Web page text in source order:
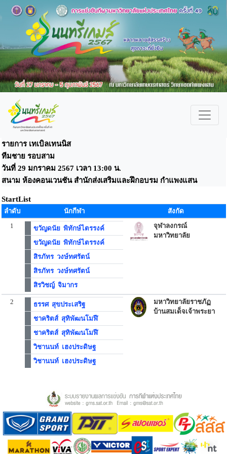
รายการ เทเบิลเทนนิส
ทีมชาย รอบสาม
วันที่ 29 มกราคม 2567 เวลา 13:00 น.
สนาม ห้องคอนเวนชัน สำนักส่งเสริมและฝึกอบรม กำแพงแสน
StartList
ลำดับ นักกีฬา
สังกัด
1
ขวัญดนัย พิทักษ์ไตรรงค์
ขวัญดนัย พิทักษ์ไตรรงค์
สิรภัทร วงษ์ทศรัตน์
สิรภัทร วงษ์ทศรัตน์
สิรวิชญ์ จิมากร
จุฬาลงกรณ์
มหาวิทยาลัย
2
ธรรศ สุขประเสริฐ
ชาคริตส์ สุทิพัฒนโมฬี
ชาคริตส์ สุทิพัฒนโมฬี
วิชานนท์ เฮงประดิษฐ
วิชานนท์ เฮงประดิษฐ
มหาวิทยาลัยราชภัฏ
บ้านสมเด็จเจ้าพระยา